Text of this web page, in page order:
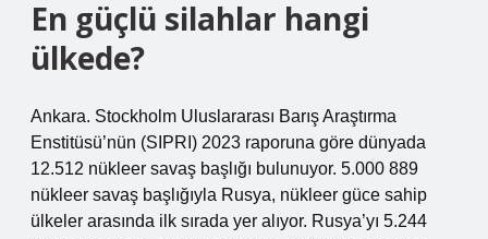
En güçlü silahlar hangi
ülkede?
Ankara. Stockholm Uluslararası Barış Araştırma
Enstitüsü’nün (SIPRI) 2023 raporuna göre dünyada
12.512 nükleer savaş başlığı bulunuyor. 5.000 889
nükleer savaş başlığıyla Rusya, nükleer güce sahip
ülkeler arasında ilk sırada yer alıyor. Rusya’yı 5.244